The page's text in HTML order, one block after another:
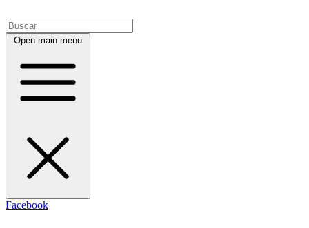
Open main menu
Facebook